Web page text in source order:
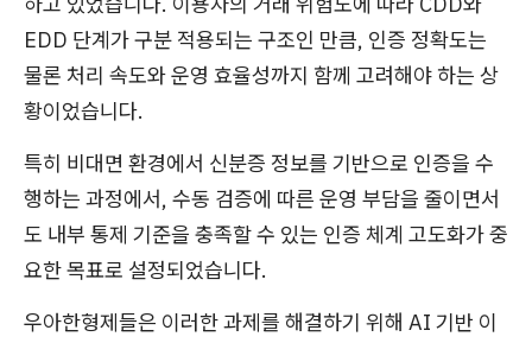
EDD 단계가 구분 적용되는 구조인 만큼, 인증 정확도는
물론 처리 속도와 운영 효율성까지 함께 고려해야 하는 상
황이었습니다.
특히 비대면 환경에서 신분증 정보를 기반으로 인증을 수
행하는 과정에서, 수동 검증에 따른 운영 부담을 줄이면서
도 내부 통제 기준을 충족할 수 있는 인증 체계 고도화가 중
요한 목표로 설정되었습니다.
우아한형제들은 이러한 과제를 해결하기 위해 AI 기반 이